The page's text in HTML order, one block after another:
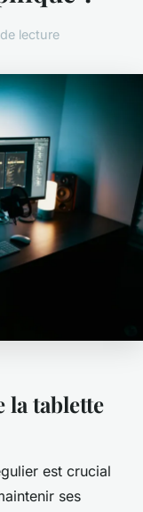
lecture
la tablette
est crucial
ses